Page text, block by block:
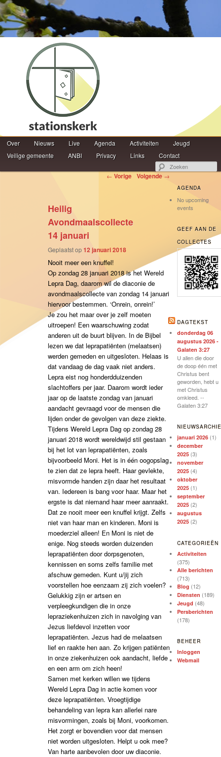
Hoofdmenu
Spring naar de primaire inhoud
Spring naar de secundaire inhoud
Over Nieuws Live Agenda Activiteiten
Jeugd
Veilige gemeente
ANBI Privacy Links Contact
Berichtnavigatie ← Vorige Volgende →
Heilig
Avondmaalscollecte
14 januari
Geplaatst op12 januari 2018
Nooit meer een knuffel!
Op zondag 28 januari 2018 is het Wereld
Lepra Dag, daarom wil de diaconie de
avondmaalscollecte van zondag 14 januari
hiervoor bestemmen. ‘Onrein, onrein!’
Je zou het maar over je zelf moeten
uitroepen! Een waarschuwing zodat
anderen uit de buurt blijven. In de Bijbel
lezen we dat leprapatiënten (melaatsen)
werden gemeden en uitgesloten. Helaas is
dat vandaag de dag vaak niet anders.
Lepra eist nog honderdduizenden
slachtoffers per jaar. Daarom wordt ieder
jaar op de laatste zondag van januari
aandacht gevraagd voor de mensen die
lijden onder de gevolgen van deze ziekte.
Tijdens Wereld Lepra Dag op zondag 28
januari 2018 wordt wereldwijd stil gestaan
bij het lot van leprapatiënten, zoals
bijvoorbeeld Moni. Het is in één oogopslag
te zien dat ze lepra heeft. Haar gevlekte,
misvormde handen zijn daar het resultaat
van. Iedereen is bang voor haar. Maar het
ergste is dat niemand haar meer aanraakt.
Dat ze nooit meer een knuffel krijgt. Zelfs
niet van haar man en kinderen. Moni is
moederziel alleen! En Moni is niet de
enige. Nog steeds worden duizenden
leprapatiënten door dorpsgenoten,
kennissen en soms zelfs familie met
afschuw gemeden. Kunt u/jij zich
voorstellen hoe eenzaam zij zich voelen?
Gelukkig zijn er artsen en
verpleegkundigen die in onze
lepraziekenhuizen zich in navolging van
Jezus liefdevol inzetten voor
leprapatiënten. Jezus had de melaatsen
lief en raakte hen aan. Zo krijgen patiënten
in onze ziekenhuizen ook aandacht, liefde
en een arm om zich heen!
Samen met kerken willen we tijdens
Wereld Lepra Dag in actie komen voor
deze leprapatiënten. Vroegtijdige
behandeling van lepra kan allerlei nare
misvormingen, zoals bij Moni, voorkomen.
Het zorgt er bovendien voor dat mensen
niet worden uitgesloten. Helpt u ook mee?
Van harte aanbevolen door uw diaconie.
AGENDA
No upcoming
events
GEEF AAN DE
COLLECTES
DAGTEKST
donderdag 06
augustus 2026 -
Galaten 3:27
U allen die door
de doop één met
Christus bent
geworden, hebt u
met Christus
omkleed. --
Galaten 3:27
januari 2026 (1)
december
2025 (3)
november
2025 (4)
oktober
2025 (1)
september
2025 (2)
augustus
2025 (2)
CATEGORIEËN
Activiteiten
(375)
Alle berichten
(713)
Blog (12)
Diensten (189)
Jeugd (48)
Persberichten
(178)
BEHEER
Inloggen
Webmail